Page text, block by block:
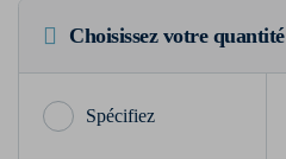
Choisissez votre quantité